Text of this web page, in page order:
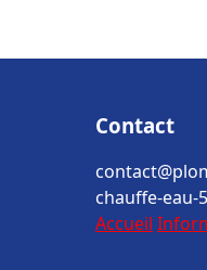
Contact
chauffe-eau-
Accueil